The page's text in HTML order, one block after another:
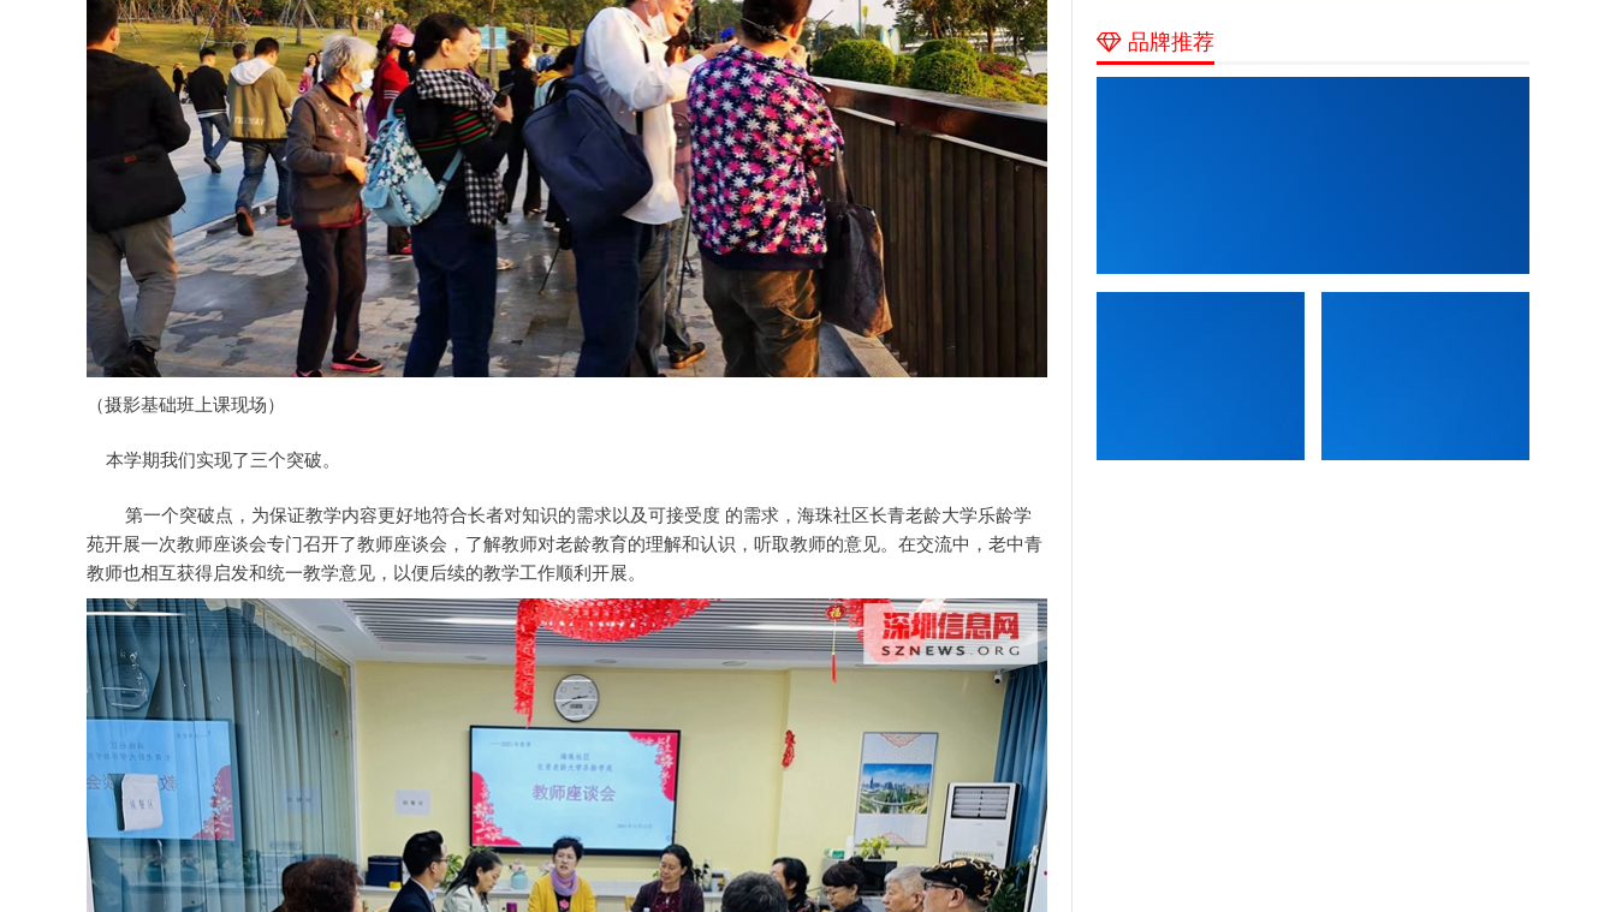
（摄影基础班上课现场）
本学期我们实现了三个突破。
第一个突破点，为保证教学内容更好地符合长者对知识的需求以及可接受度 的需求，海珠社区长青老龄大学乐龄学
苑开展一次教师座谈会专门召开了教师座谈会，了解教师对老龄教育的理解和认识，听取教师的意见。在交流中，老中青
教师也相互获得启发和统一教学意见，以便后续的教学工作顺利开展。
品牌推荐